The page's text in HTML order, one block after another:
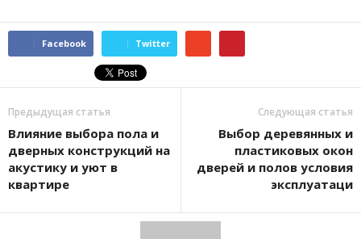
Facebook Twitter
Предыдущая статья
Влияние выбора пола и
дверных конструкций на
акустику и уют в
квартире
Следующая статья
Выбор деревянных и
пластиковых окон
дверей и полов условия
эксплуатаци